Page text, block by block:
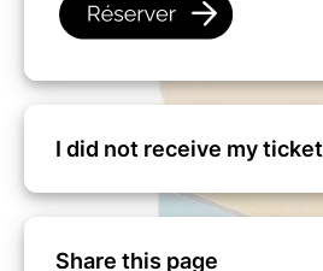
I did not receive my ticket
Share this page